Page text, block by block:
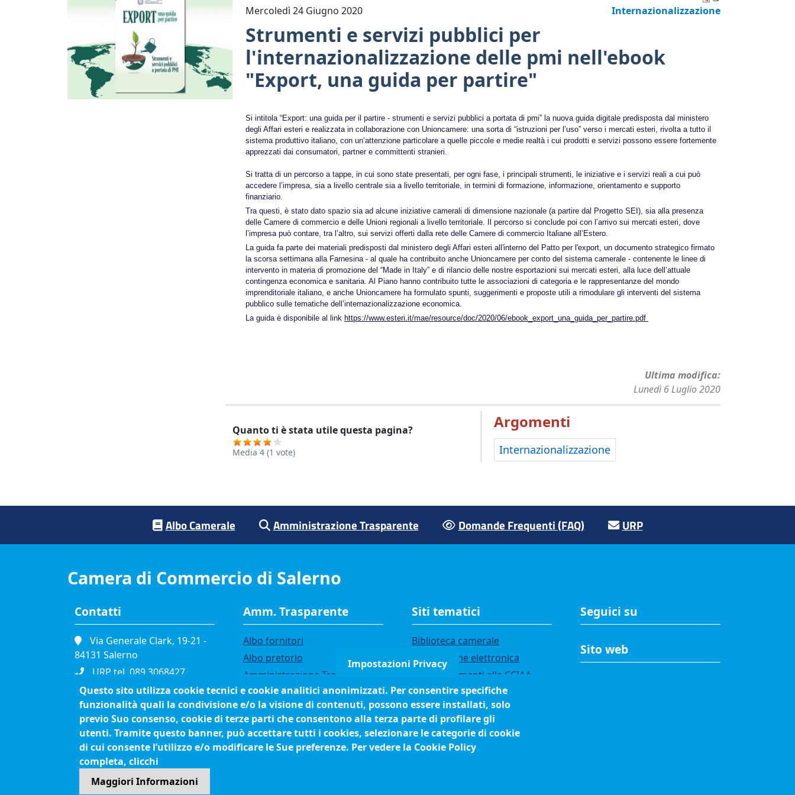
Internazionalizzazione
Mercoledì 24 Giugno 2020
Strumenti e servizi pubblici per
l'internazionalizzazione delle pmi nell'ebook
"Export, una guida per partire"
Si intitola “Export: una guida per il partire - strumenti e servizi pubblici a portata di pmi” la nuova guida digitale predisposta dal ministero
degli Affari esteri e realizzata in collaborazione con Unioncamere: una sorta di “istruzioni per l’uso” verso i mercati esteri, rivolta a tutto il
sistema produttivo italiano, con un’attenzione particolare a quelle piccole e medie realtà i cui prodotti e servizi possono essere fortemente
apprezzati dai consumatori, partner e committenti stranieri.
Si tratta di un percorso a tappe, in cui sono state presentati, per ogni fase, i principali strumenti, le iniziative e i servizi reali a cui può
accedere l’impresa, sia a livello centrale sia a livello territoriale, in termini di formazione, informazione, orientamento e supporto
finanziario.
Tra questi, è stato dato spazio sia ad alcune iniziative camerali di dimensione nazionale (a partire dal Progetto SEI), sia alla presenza
delle Camere di commercio e delle Unioni regionali a livello territoriale. Il percorso si conclude poi con l’arrivo sui mercati esteri, dove
l’impresa può contare, tra l’altro, sui servizi offerti dalla rete delle Camere di commercio Italiane all’Estero.
La guida fa parte dei materiali predisposti dal ministero degli Affari esteri all'interno del Patto per l'export, un documento strategico firmato
la scorsa settimana alla Farnesina - al quale ha contribuito anche Unioncamere per conto del sistema camerale - contenente le linee di
intervento in materia di promozione del “Made in Italy” e di rilancio delle nostre esportazioni sui mercati esteri, alla luce dell’attuale
contingenza economica e sanitaria. Al Piano hanno contribuito tutte le associazioni di categoria e le rappresentanze del mondo
imprenditoriale italiano, e anche Unioncamere ha formulato spunti, suggerimenti e proposte utili a rimodulare gli interventi del sistema
pubblico sulle tematiche dell’internazionalizzazione economica.
La guida è disponibile al link https://www.esteri.it/mae/resource/doc/2020/06/ebook_export_una_guida_per_partire.pdf
Ultima modifica
Lunedì 6 Luglio 2020
Quanto ti è stata utile questa pagina?
Media 4 (1 vote)
Argomenti
Internazionalizzazione
Footer menuAlbo Camerale Amministrazione Trasparente Domande Frequenti (FAQ) URP
Camera di Commercio di Salerno
Contatti
Via Generale Clark, 19-21 -
84131 Salerno
URP tel. 089.3068427
Portineria tel. 089.3068111
Fax. 089.334865
P.I. 01039610652
C.F. 80003090653
Cod. Fatturazione
Elettronica JCEC5F
Pec
Amm. Trasparente
Albo fornitori
Albo pretorio
Amministrazione Trasparente
Bandi di gara
Bilanci
Concorsi e selezioni
Organigramma
Siti tematici
Biblioteca camerale
Fatturazione elettronica
IBAN pagamenti alla CCIAA
Questionari soddisfazione
utenti
Seguici su
Sito web
Impostazioni Privacy
Questo sito utilizza cookie tecnici e cookie analitici anonimizzati. Per consentire specifiche
funzionalità quali la condivisione e/o la visione di contenuti, possono essere installati, solo
previo Suo consenso, cookie di terze parti che consentono alla terza parte di profilare gli
utenti. Tramite questo banner, può accettare tutti i cookies, selezionare le categorie di cookie
di cui consente l’utilizzo e/o modificare le Sue preferenze. Per vedere la Cookie Policy
completa, clicchi
Maggiori Informazioni